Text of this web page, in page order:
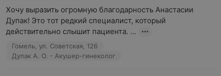
Хочу выразить огромную благодарность Анастасии
Дупак! Это тот редкий специалист, который
действительно слышит пациента. ...
Гомель, ул. Советская, 126
Дупак А. О. - Акушер-гинеколог